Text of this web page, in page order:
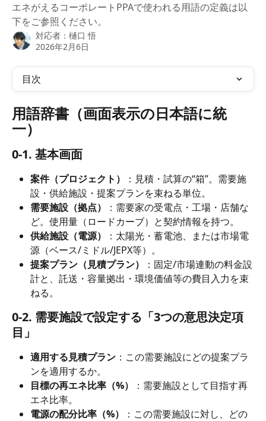
エネがえるコーポレートPPAで使われる用語の定義は以
下をご参照ください。
対応者： 樋口 悟
2026年2月6日
目次
用語辞書（画面表示の日本語に統
一）
0-1. 基本画面
案件（プロジェクト）
：見積・試算の“箱”。需要施
設・供給施設・提案プランを束ねる単位。
需要施設（拠点）
：需要家の受電点・工場・店舗な
ど。使用量（ロードカーブ）と契約情報を持つ。
供給施設（電源）
：太陽光・蓄電池、または市場電
源（ベース/ミドル/JEPX等）。
提案プラン（見積プラン）
：固定/市場連動の料金設
計と、託送・容量拠出・環境価値等の費目入力を束
ねる。
0-2. 需要施設で設定する「3つの意思決定項
目」
適用する見積プラン ：この需要施設にどの提案プラ
ンを適用するか。
目標の再エネ比率（%）
：需要施設として目指す再
エネ比率。
電源の配分比率（%）
：この需要施設に対し、どの